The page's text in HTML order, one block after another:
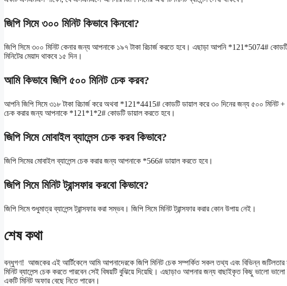
জিপি সিমে ৩০০ মিনিট কিভাবে কিনবো?
জিপি সিমে ৩০০ মিনিট কেনার জন্য আপনাকে ১৯৭ টাকা রিচার্জ করতে হবে। এছাড়া আপনি *121*5074#
মিনিটের মেয়াদ থাকবে ১৫ দিন।
আমি কিভাবে জিপি ৫০০ মিনিট চেক করব?
আপনি জিপি সিমে ৩১৮ টাকা রিচার্জ করে অথবা *121*4415# কোডটি ডায়াল করে ৩০ দিনের জন্য ৫০০ মিনিট +
চেক করার জন্য আপনাকে *121*1*2# কোডটি ডায়াল করতে হবে।
জিপি সিমে মোবাইল ব্যালেন্স চেক করব কিভাবে?
জিপি সিমের মোবাইল ব্যালেন্স চেক করার জন্য আপনাকে *566# ডায়াল করতে হবে।
জিপি সিমে মিনিট ট্রান্সফার করবো কিভাবে?
জিপি সিমে শুধুমাত্র ব্যালেন্স ট্রান্সফার করা সম্ভব। জিপি সিমে মিনিট ট্রান্সফার করার কোন উপায় নেই।
শেষ কথা
বন্ধুগণ! আজকের এই আর্টিকেলে আমি আপনাদেরকে জিপি মিনিট চেক সম্পর্কিত সকল তথ্য এবং বিভিন্ন জটিলতার
মিনিট ব্যালেন্স চেক করতে পারবেন সেই বিষয়টি বুঝিয়ে দিয়েছি। এছাড়াও আপনার জন্য বাছাইকৃত কিছু ভালো
একটি মিনিট অফার বেছে নিতে পারেন।